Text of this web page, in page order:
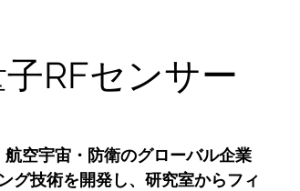
RFセンサー
空宇宙・防衛のグローバル企業
グ技術を開発し、研究室からフィ